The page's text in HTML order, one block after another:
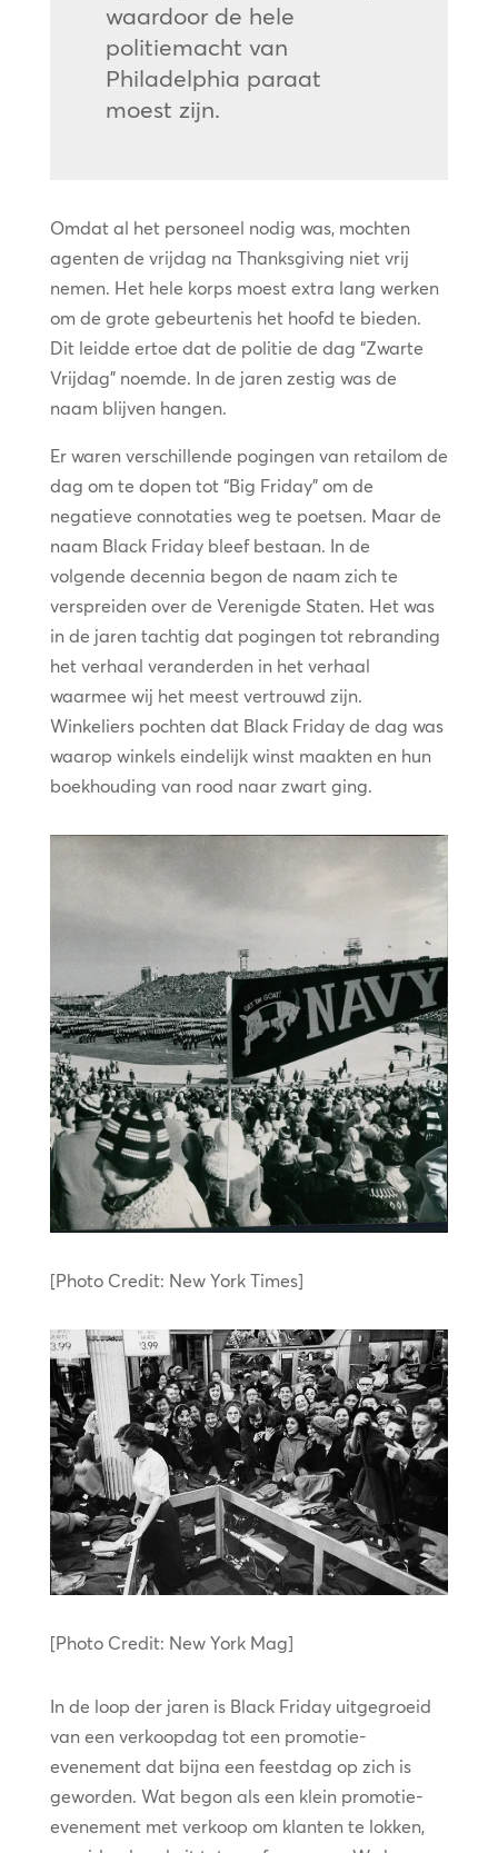
waardoor de hele
politiemacht van
Philadelphia paraat
moest zijn.
Omdat al het personeel nodig was, mochten
agenten de vrijdag na Thanksgiving niet vrij
nemen. Het hele korps moest extra lang werken
om de grote gebeurtenis het hoofd te bieden.
Dit leidde ertoe dat de politie de dag “Zwarte
Vrijdag” noemde. In de jaren zestig was de
naam blijven hangen.
Er waren verschillende pogingen van retailom de
dag om te dopen tot “Big Friday” om de
negatieve connotaties weg te poetsen. Maar de
naam Black Friday bleef bestaan. In de
volgende decennia begon de naam zich te
verspreiden over de Verenigde Staten. Het was
in de jaren tachtig dat pogingen tot rebranding
het verhaal veranderden in het verhaal
waarmee wij het meest vertrouwd zijn.
Winkeliers pochten dat Black Friday de dag was
waarop winkels eindelijk winst maakten en hun
boekhouding van rood naar zwart ging.
[Photo Credit: New York Times]
[Photo Credit: New York Mag]
In de loop der jaren is Black Friday uitgegroeid
van een verkoopdag tot een promotie-
evenement dat bijna een feestdag op zich is
geworden. Wat begon als een klein promotie-
evenement met verkoop om klanten te lokken,